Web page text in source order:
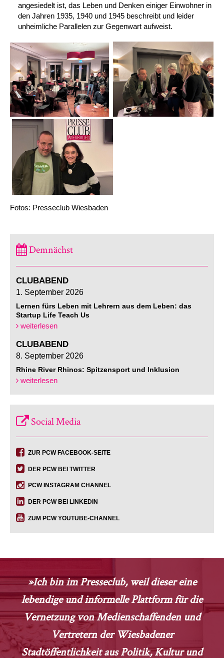
angesiedelt ist, das Leben und Denken einiger Einwohner in
den Jahren 1935, 1940 und 1945 beschreibt und leider
unheimliche Parallelen zur Gegenwart aufweist.
Fotos: Presseclub Wiesbaden
Demnächst
CLUBABEND
1. September 2026
Lernen fürs Leben mit Lehrern aus dem Leben: das
Startup Life Teach Us
weiterlesen
CLUBABEND
8. September 2026
Rhine River Rhinos: Spitzensport und Inklusion
weiterlesen
Social Media
ZUR PCW FACEBOOK-SEITE
DER PCW BEI TWITTER
PCW INSTAGRAM CHANNEL
DER PCW BEI LINKEDIN
ZUM PCW YOUTUBE-CHANNEL
»Ich bin im Presseclub, weil dieser eine
lebendige und informelle Plattform für die
Vernetzung von Medienschaffenden und
Vertretern der Wiesbadener
Stadtöffentlichkeit aus Politik, Kultur und